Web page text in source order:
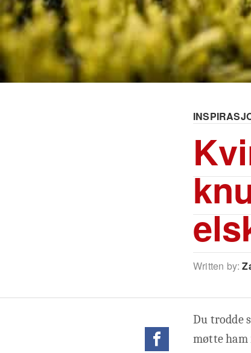
Written by:
Du trodde
møtte ham